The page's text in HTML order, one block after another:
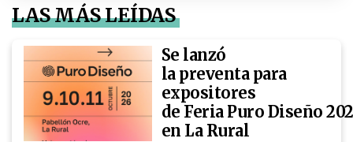
LAS MÁS LEÍDAS
Se lanzó
la preventa para
expositores
de Feria Puro Diseño
en La Rural